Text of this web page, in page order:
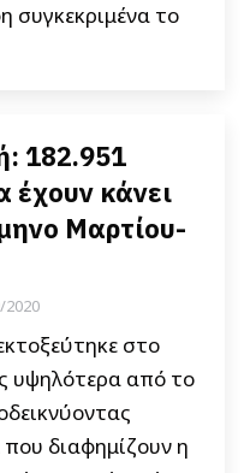
συγκεκριμένα το
182.951
έχουν κάνει
Μαρτίου-
2020
στο
υψηλότερα από το
διαφημίζουν η